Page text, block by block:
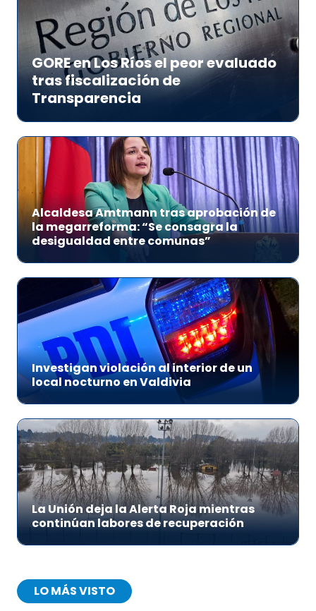
GORE en Los Ríos el peor evaluado
tras fiscalización de
Transparencia
Alcaldesa Amtmann tras aprobación de
la megarreforma: “Se consagra la
desigualdad entre comunas”
Investigan violación al interior de un
local nocturno en Valdivia
La Unión deja la Alerta Roja mientras
continúan labores de recuperación
LO MÁS VISTO